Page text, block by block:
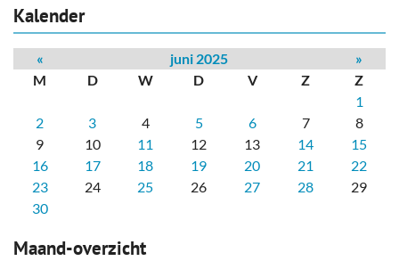
Kalender
« juni 2025
»
M
D W D V Z
Z
1
2
3 4 5 6 7
8
9
10 11 12 13 14
15
16
17 18 19 20 21
22
23
24 25 26 27 28
29
30
Maand-overzicht